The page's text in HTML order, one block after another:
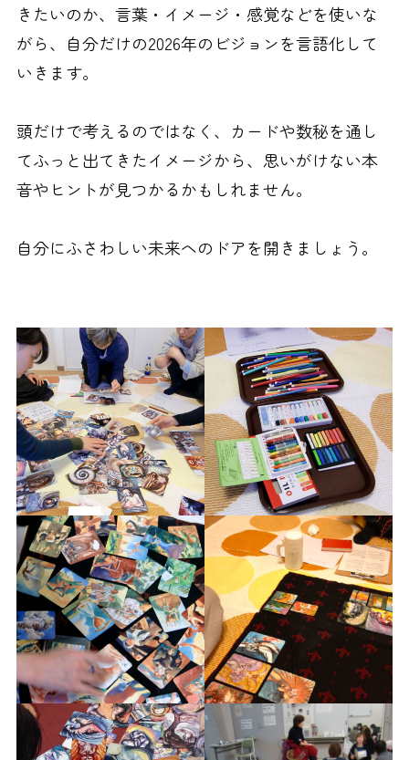
きたいのか、言葉・イメージ・感覚などを使いな
がら、自分だけの2026年のビジョンを言語化して
いきます。
頭だけで考えるのではなく、カードや数秘を通し
てふっと出てきたイメージから、思いがけない本
音やヒントが見つかるかもしれません。
自分にふさわしい未来へのドアを開きましょう。